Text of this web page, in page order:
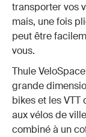
transporter vos
mais, une fois
peut être
vous.
Thule
grande
bikes et les
aux vélos de
combiné à un